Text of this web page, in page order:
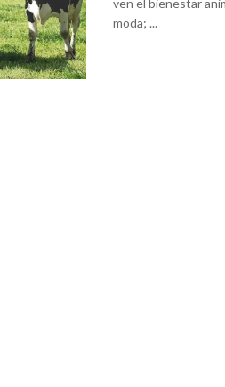
ven el bienestar
moda; ...